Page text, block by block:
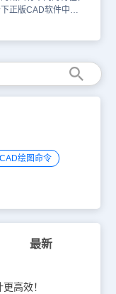
正版CAD软件中的
选择截面内一点<退
域<结束>:操作：回
CAD制图初学入门
能已经了解了吧，更
哦！
CAD绘图命令
最新
高效！